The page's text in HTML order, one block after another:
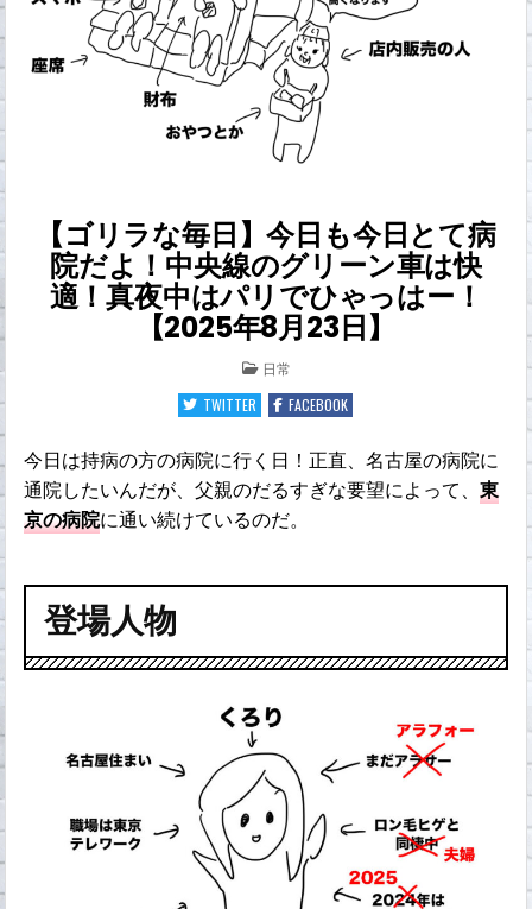
【ゴリラな毎日】今日も今日とて病
院だよ！中央線のグリーン車は快
適！真夜中はパリでひゃっはー！
【2025年8月23日】
POSTED
IN
日常
TWITTER
FACEBOOK
今日は持病の方の病院に行く日！正直、名古屋の病院に
通院したいんだが、父親のだるすぎな要望によって、東
京の病院に通い続けているのだ。
登場人物